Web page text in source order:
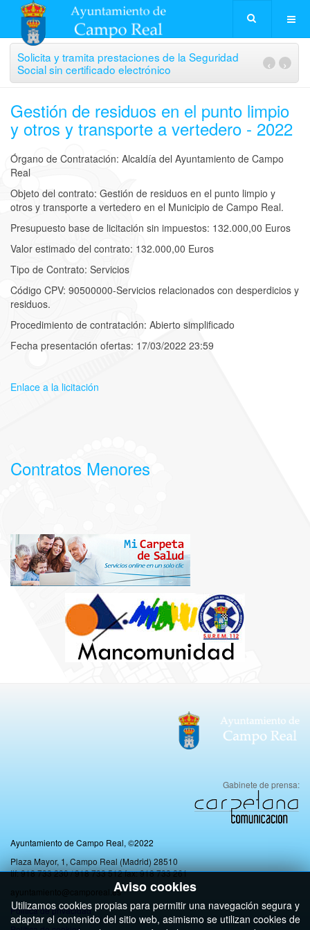
Solicita y tramita prestaciones de la Seguridad
Social sin certificado electrónico
›
‹
Gestión de residuos en el punto limpio
y otros y transporte a vertedero - 2022
Órgano de Contratación: Alcaldía del Ayuntamiento de Campo
Real
Objeto del contrato: Gestión de residuos en el punto limpio y
otros y transporte a vertedero en el Municipio de Campo Real.
Presupuesto base de licitación sin impuestos: 132.000,00 Euros
Valor estimado del contrato: 132.000,00 Euros
Tipo de Contrato: Servicios
Código CPV: 90500000-Servicios relacionados con desperdicios y
residuos.
Procedimiento de contratación: Abierto simplificado
Fecha presentación ofertas: 17/03/2022 23:59
Enlace a la licitación
Aviso cookies
Utilizamos cookies propias para permitir una navegación segura y
adaptar el contenido del sitio web, asimismo se utilizan cookies de
Contratos Menores
Gabinete de prensa:
Ayuntamiento de Campo Real, ©2022
Plaza Mayor, 1, Campo Real (Madrid) 28510
tlf: 918 733 230 / 918 733 512 fax: 918 733 261
ayuntamiento@camporeal.es
Politica de privacidad